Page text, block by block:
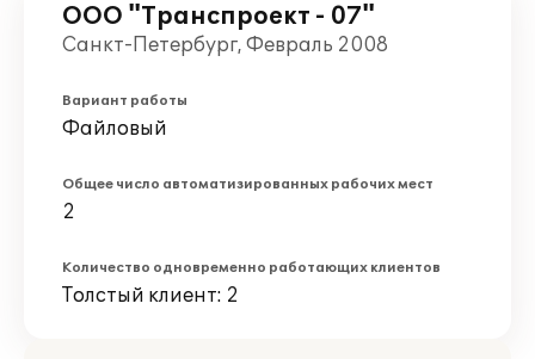
ООО "Транспроект - 07"
Санкт-Петербург, Февраль 2008
Вариант работы
Файловый
Общее число автоматизированных рабочих мест
2
Количество одновременно работающих клиентов
Толстый клиент: 2